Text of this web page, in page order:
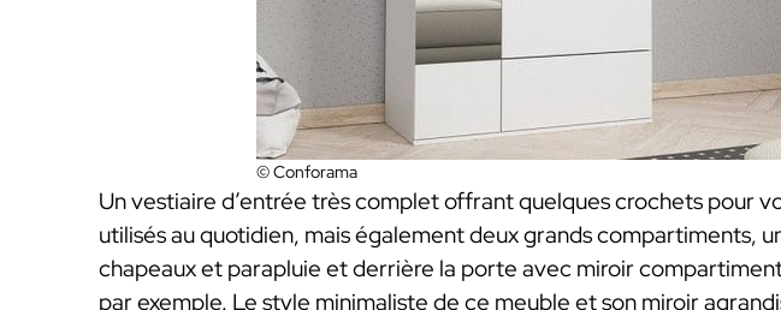
© Conforama
Un vestiaire d’entrée très complet offrant quelques crochets pour
utilisés au quotidien, mais également deux grands compartiments,
chapeaux et parapluie et derrière la porte avec miroir
par exemple. Le style minimaliste de ce meuble et son miroir